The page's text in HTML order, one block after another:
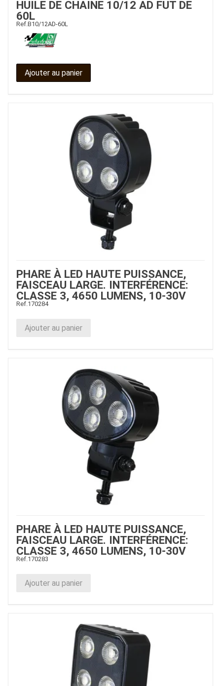
HUILE DE CHAINE 10/12 AD FUT DE
60L
Ref.B10/12AD-60L
Ajouter au panier
PHARE À LED HAUTE PUISSANCE,
FAISCEAU LARGE. INTERFÉRENCE:
CLASSE 3, 4650 LUMENS, 10-30V
Ref.170284
Ajouter au panier
PHARE À LED HAUTE PUISSANCE,
FAISCEAU LARGE. INTERFÉRENCE:
CLASSE 3, 4650 LUMENS, 10-30V
Ref.170283
Ajouter au panier